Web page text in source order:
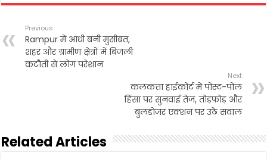
e
o
o
k
t
e
r
i
t
A
p
p
n
r
Previous
Rampur में आंधी बनी मुसीबत,
शहर और ग्रामीण क्षेत्रों में बिजली
कटौती से लोग परेशान
Next
कलकत्ता हाईकोर्ट में पोस्ट-पोल
हिंसा पर सुनवाई तेज, तोड़फोड़ और
बुलडोजर एक्शन पर उठे सवाल
Related Articles